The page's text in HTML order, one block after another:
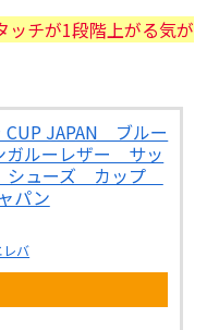
ッチが1段階上がる気が
JAPAN ブルー
ルーレザー サッ
ューズ カップ
パン
レバ